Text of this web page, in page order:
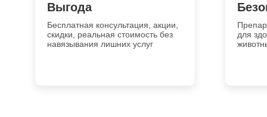
Выгода
Бесплатная консультация, акции,
скидки, реальная стоимость без
навязывания лишних услуг
для